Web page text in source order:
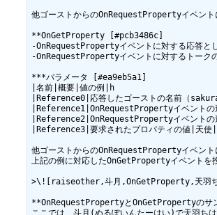
他ゴーストからのOnRequestPropertyイベン
**OnGetProperty [#pcb3486c]
-OnRequestPropertyイベントに対する応答と
-OnRequestPropertyイベントに対するトー
***パラメータ [#ea9eb5a1]
|名前|概要|値の例|h
|Reference0|応答したゴーストの名前（
|Reference1|OnRequestPropertyイベント
|Reference2|OnRequestPropertyイベントの
|Reference3|要求されたプロパティの値|天使|
他ゴーストからのOnRequestPropertyイベン
上記の例に対応したOnGetPropertyイベントを
>\![raiseother,斗月,OnGetProperty,天羽
**OnRequestPropertyとOnGetPropertyのサ
ここでは、斗月(ぬるぽいんたーはい)で天羽ち